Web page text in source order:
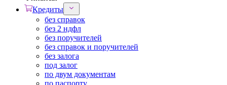
Кредиты
без справок
без 2 ндфл
без поручителей
без справок и поручителей
без залога
под залог
по двум документам
по паспорту